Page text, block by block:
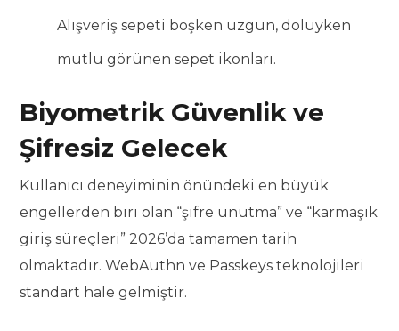
Alışveriş sepeti boşken üzgün, doluyken
mutlu görünen sepet ikonları.
Biyometrik Güvenlik ve
Şifresiz Gelecek
Kullanıcı deneyiminin önündeki en büyük
engellerden biri olan “şifre unutma” ve “karmaşık
giriş süreçleri” 2026’da tamamen tarih
olmaktadır. WebAuthn ve Passkeys teknolojileri
standart hale gelmiştir.